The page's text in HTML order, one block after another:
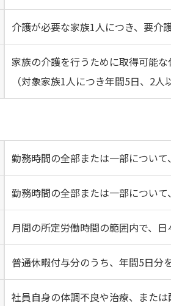
介護が必要な家族1人につき、要介
家族の介護を行うために取得可能
（対象家族1人につき年間5日、2人
勤務時間の全部または一部につい
勤務時間の全部または一部につい
月間の所定労働時間の範囲内で、
普通休暇付与分のうち、年間5日分
社員自身の体調不良や治療、また